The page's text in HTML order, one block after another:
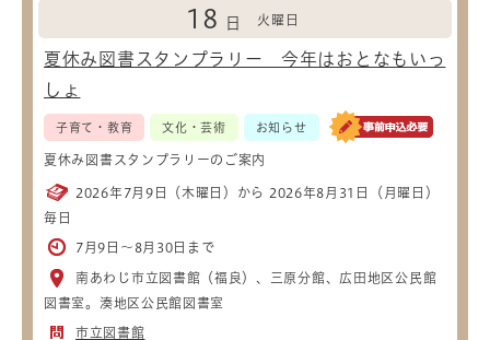
18 日 火曜日
夏休み図書スタンプラリー 今年はおとなもいっ
しょ
子育て・教育 文化・芸術 お知らせ
夏休み図書スタンプラリーのご案内
2026年7月9日（木曜日）から 2026年8月31日（月曜日）
毎日
7月9日～8月30日まで
南あわじ市立図書館（福良）、三原分館、広田地区公民館
図書室。湊地区公民館図書室
市立図書館